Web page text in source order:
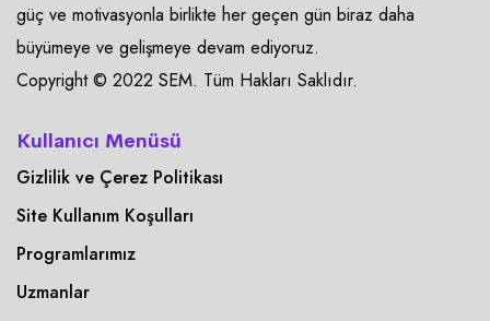
güç ve motivasyonla birlikte her geçen gün biraz daha
büyümeye ve gelişmeye devam ediyoruz.
Copyright © 2022 SEM. Tüm Hakları Saklıdır.
Kullanıcı Menüsü
Gizlilik ve Çerez Politikası
Site Kullanım Koşulları
Programlarımız
Uzmanlar